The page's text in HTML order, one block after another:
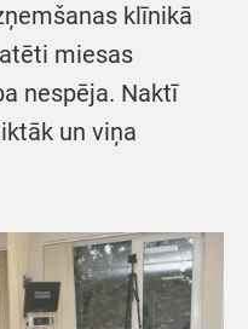
klīnikā
miesas
nespēja. Naktī
un viņa